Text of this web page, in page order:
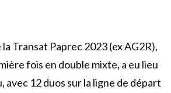
Transat Paprec 2023 (ex AG2R),
fois en double mixte, a eu lieu
avec 12 duos sur la ligne de départ